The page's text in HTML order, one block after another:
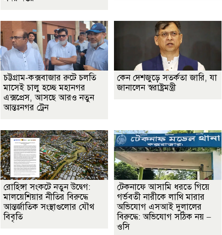
চট্টগ্রাম-কক্সবাজার রুটে চলতি
মাসেই চালু হচ্ছে মহানগর
এক্সপ্রেস, আসছে আরও নতুন
আন্তঃনগর ট্রেন
কেন দেশজুড়ে সতর্কতা জারি, যা
জানালেন স্বরাষ্ট্রমন্ত্রী
রোহিঙ্গা সংকটে নতুন উদ্বেগ:
মালয়েশিয়ার নীতির বিরুদ্ধে
আন্তর্জাতিক সংস্থাগুলোর যৌথ
বিবৃতি
টেকনাফে আসামি ধরতে গিয়ে
গর্ভবতী নারীকে লাথি মারার
অভিযোগ এসআই দুলালের
বিরুদ্ধে: অভিযোগ সঠিক নয় –
ওসি